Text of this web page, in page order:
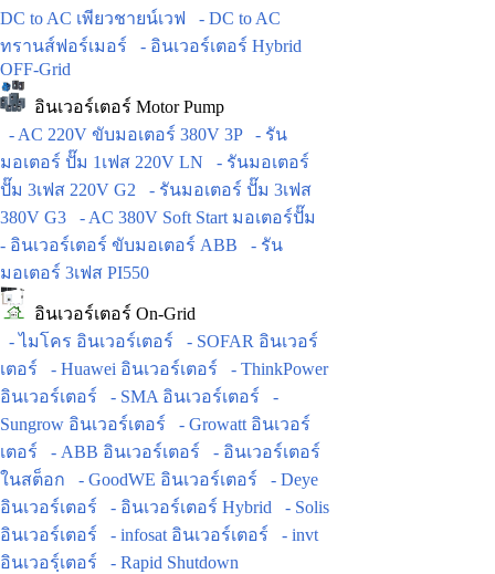
DC to AC เพียวชายน์เวฟ
- DC to AC
ทรานส์ฟอร์เมอร์
- อินเวอร์เตอร์ Hybrid
OFF-Grid
อินเวอร์เตอร์ Motor Pump
- AC 220V ขับมอเตอร์ 380V 3P
- รัน
มอเตอร์ ปั๊ม 1เฟส 220V LN
- รันมอเตอร์
ปั๊ม 3เฟส 220V G2
- รันมอเตอร์ ปั๊ม 3เฟส
380V G3
- AC 380V Soft Start มอเตอร์ปั๊ม
- อินเวอร์เตอร์ ขับมอเตอร์ ABB
- รัน
มอเตอร์ 3เฟส PI550
อินเวอร์เตอร์ On-Grid
- ไมโคร อินเวอร์เตอร์
- SOFAR อินเวอร์
เตอร์
- Huawei อินเวอร์เตอร์
- ThinkPower
อินเวอร์เตอร์
- SMA อินเวอร์เตอร์
-
Sungrow อินเวอร์เตอร์
- Growatt อินเวอร์
เตอร์
- ABB อินเวอร์เตอร์
- อินเวอร์เตอร์
ในสต็อก
- GoodWE อินเวอร์เตอร์
- Deye
อินเวอร์เตอร์
- อินเวอร์เตอร์ Hybrid
- Solis
อินเวอร์เตอร์
- infosat อินเวอร์เตอร์
- invt
อินเวอร์ฺเตอร์
- Rapid Shutdown